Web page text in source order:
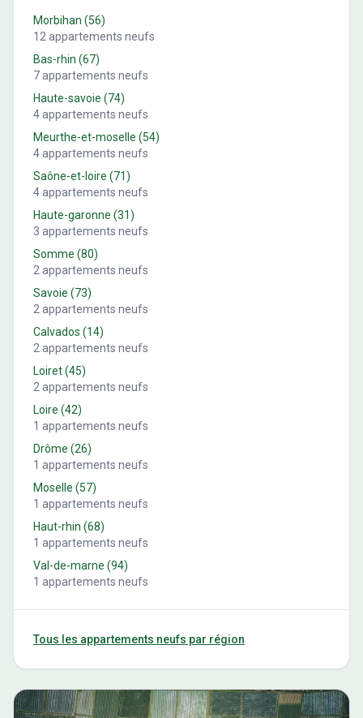
Morbihan (56)
12 appartements neufs
Bas-rhin (67)
7appartements neufs
Haute-savoie (74)
4appartements neufs
Meurthe-et-moselle (54)
4appartements neufs
Saône-et-loire (71)
4appartements neufs
Haute-garonne (31)
3 appartements neufs
Somme (80)
2 appartements neufs
Savoie (73)
2 appartements neufs
Calvados (14)
2 appartements neufs
Loiret(45)
2 appartements neufs
Loire (42)
1 appartements neufs
Drôme (26)
1 appartements neufs
Moselle (57)
1 appartements neufs
Haut-rhin (68)
1 appartements neufs
Val-de-marne (94)
1 appartements neufs
Tous les appartements neufs par région